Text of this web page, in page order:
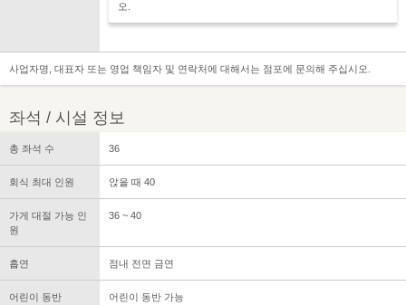
오.
사업자명, 대표자 또는 영업 책임자 및 연락처에 대해서는 점포에 문의해 주십시오.
좌석 / 시설 정보
총 좌석 수 36
회식 최대 인원 앉을 때 40
가게 대절 가능 인
원
36 ~ 40
흡연 점내 전면 금연
어린이 동반
어린이 동반 가능